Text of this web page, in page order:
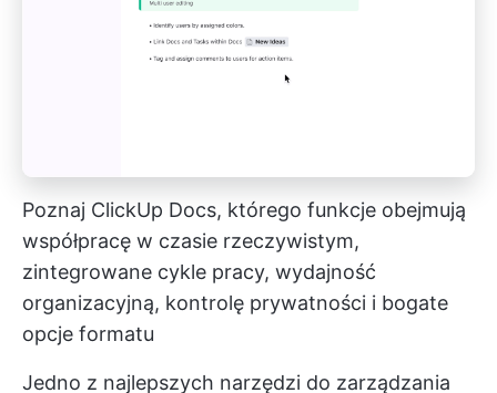
Poznaj ClickUp Docs, którego funkcje obejmują
współpracę w czasie rzeczywistym,
zintegrowane cykle pracy, wydajność
organizacyjną, kontrolę prywatności i bogate
opcje formatu
Jedno z najlepszych narzędzi do zarządzania